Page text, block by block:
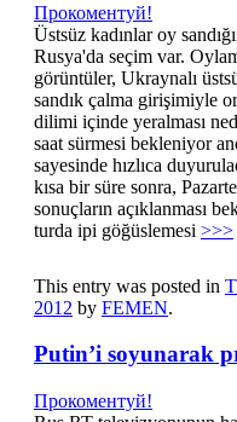
Прокоментуй!
Üstsüz kadınlar oy
Rusya'da seçim var.
görüntüler, Ukraynalı
sandık çalma girişimiyle
dilimi içinde yeralması
saat sürmesi bekleniyor
sayesinde hızlıca
kısa bir süre sonra,
sonuçların açıklanması
turda ipi göğüslemesi >>>
This entry was posted in
2012 by FEMEN.
Putin’i soyunarak
Прокоментуй!